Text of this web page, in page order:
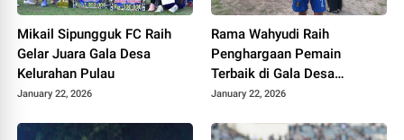
Mikail Sipungguk FC Raih
Gelar Juara Gala Desa
Kelurahan Pulau
January 22, 2026
Rama Wahyudi Raih
Penghargaan Pemain
Terbaik di Gala Desa
Kelurahan Pulau
January 22, 2026